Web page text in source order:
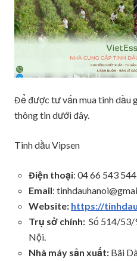
Để được tư vấn mua tinh dầu
thông tin dưới đây.
Tinh dầu Vipsen
Điện thoại: 04 66 543 544
Email:
Website: https://
Trụ sở chính: Số 514/53/
Nội.
Nhà máy sản xuất: Bãi